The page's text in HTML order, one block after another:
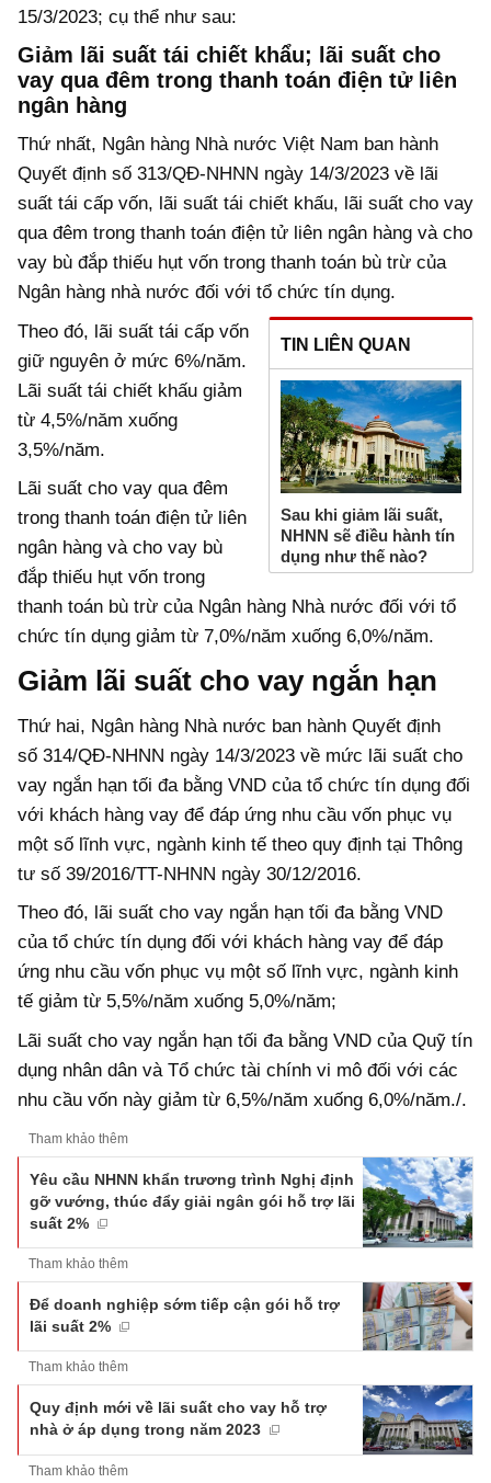
15/3/2023; cụ thể như sau:
Giảm lãi suất tái chiết khẩu; lãi suất cho
vay qua đêm trong thanh toán điện tử liên
ngân hàng
Thứ nhất, Ngân hàng Nhà nước Việt Nam ban hành
Quyết định số 313/QĐ-NHNN ngày 14/3/2023 về lãi
suất tái cấp vốn, lãi suất tái chiết khấu, lãi suất cho vay
qua đêm trong thanh toán điện tử liên ngân hàng và cho
vay bù đắp thiếu hụt vốn trong thanh toán bù trừ của
Ngân hàng nhà nước đối với tổ chức tín dụng.
TIN LIÊN QUAN
Sau khi giảm lãi suất,
NHNN sẽ điều hành tín
dụng như thế nào?
Theo đó, lãi suất tái cấp vốn
giữ nguyên ở mức 6%/năm.
Lãi suất tái chiết khấu giảm
từ 4,5%/năm xuống
3,5%/năm.
Lãi suất cho vay qua đêm
trong thanh toán điện tử liên
ngân hàng và cho vay bù
đắp thiếu hụt vốn trong
thanh toán bù trừ của Ngân hàng Nhà nước đối với tổ
chức tín dụng giảm từ 7,0%/năm xuống 6,0%/năm.
Giảm lãi suất cho vay ngắn hạn
Thứ hai, Ngân hàng Nhà nước ban hành Quyết định
số 314/QĐ-NHNN ngày 14/3/2023 về mức lãi suất cho
vay ngắn hạn tối đa bằng VND của tổ chức tín dụng đối
với khách hàng vay để đáp ứng nhu cầu vốn phục vụ
một số lĩnh vực, ngành kinh tế theo quy định tại Thông
tư số 39/2016/TT-NHNN ngày 30/12/2016.
Theo đó, lãi suất cho vay ngắn hạn tối đa bằng VND
của tổ chức tín dụng đối với khách hàng vay để đáp
ứng nhu cầu vốn phục vụ một số lĩnh vực, ngành kinh
tế giảm từ 5,5%/năm xuống 5,0%/năm;
Lãi suất cho vay ngắn hạn tối đa bằng VND của Quỹ tín
dụng nhân dân và Tổ chức tài chính vi mô đối với các
nhu cầu vốn này giảm từ 6,5%/năm xuống 6,0%/năm./.
Tham khảo thêm
Yêu cầu NHNN khẩn trương trình Nghị định
gỡ vướng, thúc đẩy giải ngân gói hỗ trợ lãi
suất 2%
Tham khảo thêm
Để doanh nghiệp sớm tiếp cận gói hỗ trợ
lãi suất 2%
Tham khảo thêm
Quy định mới về lãi suất cho vay hỗ trợ
nhà ở áp dụng trong năm 2023
Tham khảo thêm